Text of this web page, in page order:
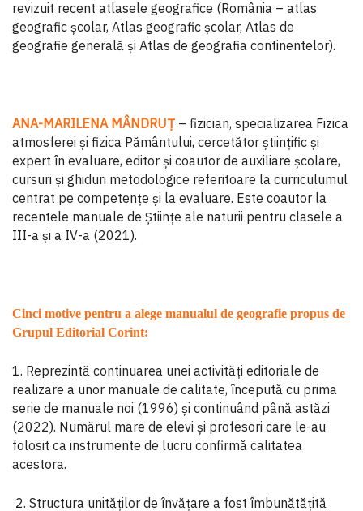
revizuit recent atlasele geografice (România – atlas
geografic şcolar, Atlas geografic şcolar, Atlas de
geografie generală și Atlas de geografia continentelor).
ANA-MARILENA MÂNDRUȚ – fizician, specializarea Fizica
atmosferei și fizica Pământului, cercetător științific și
expert în evaluare, editor și coautor de auxiliare școlare,
cursuri și ghiduri metodologice referitoare la curriculumul
centrat pe competențe și la evaluare. Este coautor la
recentele manuale de Științe ale naturii pentru clasele a
III-a și a IV-a (2021).
Cinci motive pentru a alege manualul de geografie propus de
Grupul Editorial Corint:
1. Reprezintă continuarea unei activităţi editoriale de
realizare a unor manuale de calitate, începută cu prima
serie de manuale noi (1996) şi continuând până astăzi
(2022). Numărul mare de elevi și profesori care le-au
folosit ca instrumente de lucru confirmă calitatea
acestora.
2. Structura unităţilor de învăţare a fost îmbunătăţită